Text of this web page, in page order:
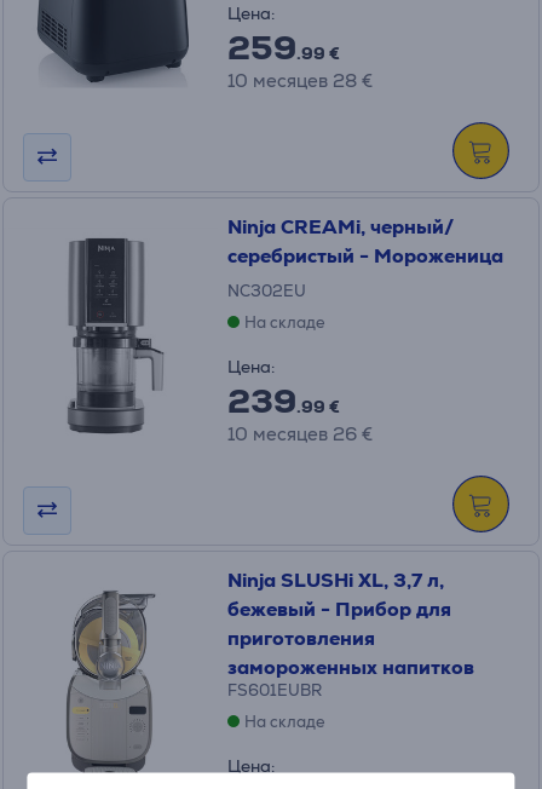
Цена:
259.99 €
10 месяцев 28 €
Ninja CREAMi, черный/
серебристый - Мороженица
NC302EU
На складе
Цена:
239.99 €
10 месяцев 26 €
Ninja SLUSHi XL, 3,7 л,
бежевый - Прибор для
приготовления
замороженных напитков
FS601EUBR
На складе
Цена: